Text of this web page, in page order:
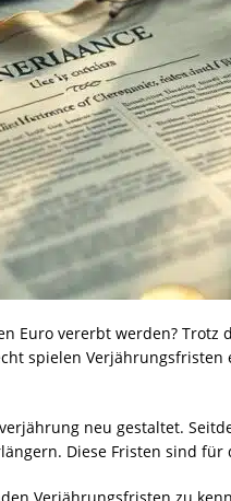
Euro vererbt werden?
spielen
neu gestaltet.
Diese Fristen sind